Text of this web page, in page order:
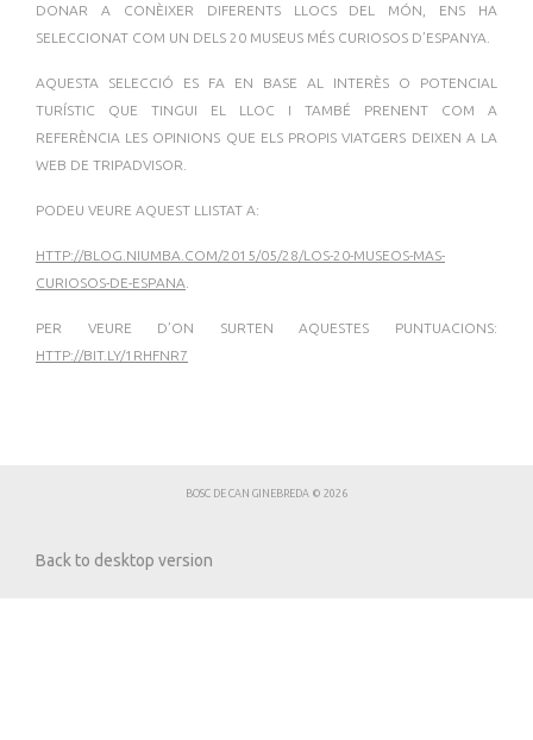
DONAR A CONÈIXER DIFERENTS LLOCS DEL MÓN, ENS HA
SELECCIONAT COM UN DELS 20 MUSEUS MÉS CURIOSOS D’ESPANYA.
AQUESTA SELECCIÓ ES FA EN BASE AL INTERÈS O POTENCIAL
TURÍSTIC QUE TINGUI EL LLOC I TAMBÉ PRENENT COM A
REFERÈNCIA LES OPINIONS QUE ELS PROPIS VIATGERS DEIXEN A LA
WEB DE TRIPADVISOR.
PODEU VEURE AQUEST LLISTAT A:
HTTP://BLOG.NIUMBA.COM/2015/05/28/LOS-20-MUSEOS-MAS-
CURIOSOS-DE-ESPANA
PER VEURE D’ON SURTEN AQUESTES PUNTUACIONS:
HTTP://BIT.LY/1RHFNR7
BOSC DE CAN GINEBREDA © 2026
Back to desktop version